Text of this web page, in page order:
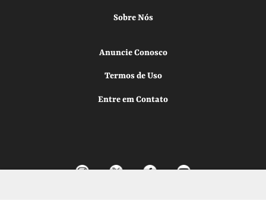
Sobre Nós
Anuncie Conosco
Termos de Uso
Entre em Contato